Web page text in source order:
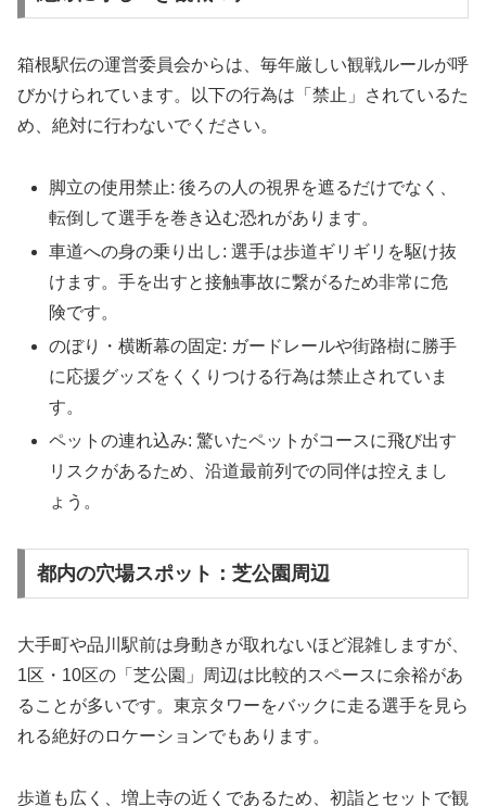
箱根駅伝の運営委員会からは、毎年厳しい観戦ルールが呼
びかけられています。以下の行為は「禁止」されているた
め、絶対に行わないでください。
脚立の使用禁止: 後ろの人の視界を遮るだけでなく、
転倒して選手を巻き込む恐れがあります。
車道への身の乗り出し: 選手は歩道ギリギリを駆け抜
けます。手を出すと接触事故に繋がるため非常に危
険です。
のぼり・横断幕の固定: ガードレールや街路樹に勝手
に応援グッズをくくりつける行為は禁止されていま
す。
ペットの連れ込み: 驚いたペットがコースに飛び出す
リスクがあるため、沿道最前列での同伴は控えまし
ょう。
都内の穴場スポット：芝公園周辺
大手町や品川駅前は身動きが取れないほど混雑しますが、
1区・10区の「芝公園」周辺は比較的スペースに余裕があ
ることが多いです。東京タワーをバックに走る選手を見ら
れる絶好のロケーションでもあります。
歩道も広く、増上寺の近くであるため、初詣とセットで観